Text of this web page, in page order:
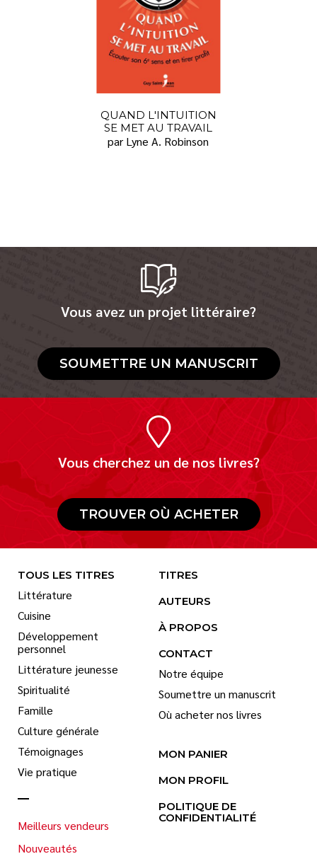
QUAND L'INTUITION
SE MET AU TRAVAIL
par Lyne A. Robinson
Vous avez un projet littéraire?
SOUMETTRE UN MANUSCRIT
Vous cherchez un de nos livres?
TROUVER OÙ ACHETER
TOUS LES TITRES
Littérature
Cuisine
Développement
personnel
Littérature jeunesse
Spiritualité
Famille
Culture générale
Témoignages
Vie pratique
Meilleurs vendeurs
Nouveautés
TITRES
AUTEURS
À PROPOS
CONTACT
Notre équipe
Soumettre un manuscrit
Où acheter nos livres
MON PANIER
MON PROFIL
POLITIQUE DE
CONFIDENTIALITÉ